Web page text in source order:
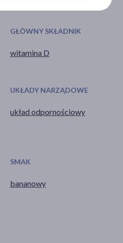
GŁÓWNY SKŁADNIK
witamina D
UKŁADY NARZĄDOWE
układ odpornościowy
SMAK
bananowy